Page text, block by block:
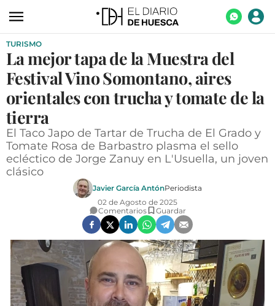
ACTUALIDAD
ECONOMÍA
TECNOLOGÍA
TURISMO
AGROALIMENTACIÓN
DEPORTES
GALERÍAS
VÍDEOS
CONTACTAR
TURISMO
La mejor tapa de la Muestra del
Festival Vino Somontano, aires
orientales con trucha y tomate de la
tierra
El Taco Japo de Tartar de Trucha de El Grado y
Tomate Rosa de Barbastro plasma el sello
ecléctico de Jorge Zanuy en L'Usuella, un joven
clásico
Javier García AntónPeriodista
02 de Agosto de 2025
Comentarios
Guardar